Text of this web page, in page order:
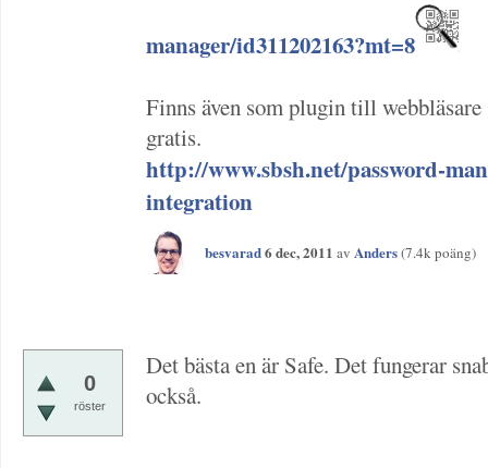
manager/id311202163?mt=8
Finns även som plugin till
gratis.
http://www.sbsh.net/password-
integration
besvarad6 dec, 2011 av Anders(7.4kpoäng)
0
röster
Det bästa en är Safe. Det fungerar
också.